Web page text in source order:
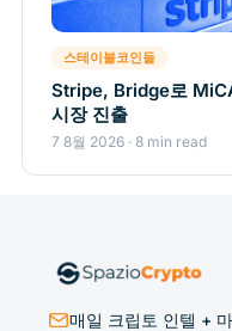
스테이블코인들
Stripe, Bridge로
시장 진출
7 8월 2026 · 8 min read
매일 크립토 인텔 +